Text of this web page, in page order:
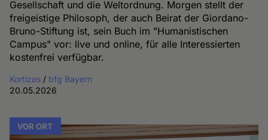
Gesellschaft und die Weltordnung. Morgen stellt der
freigeistige Philosoph, der auch Beirat der Giordano-
Bruno-Stiftung ist, sein Buch im "Humanistischen
Campus" vor: live und online, für alle Interessierten
kostenfrei verfügbar.
Kortizes / bfg Bayern
20.05.2026
VOR ORT